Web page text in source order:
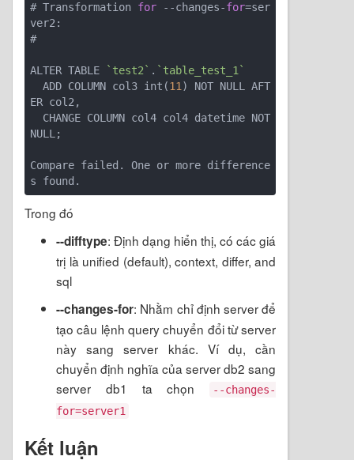
# Transformation for --changes-for=ser
ver2:
#
ALTER TABLE `test2` . `table_test_1`
  ADD COLUMN col3 int(
11) NOT NULL AFT
ER col2,
NULL;
Compare failed. One or more difference
Trong đó
--difftype: Định dạng hiển thị, có các giá
trị là unified (default), context, differ, and
sql
--changes-for: Nhằm chỉ định server để
tạo câu lệnh query chuyển đổi từ server
này sang server khác. Ví dụ, cần
chuyển định nghĩa của server db2 sang
server db1 ta chọn
--changes-
for=server1
Kết luận